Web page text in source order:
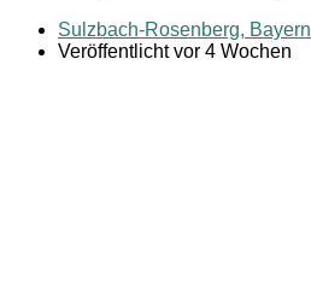
Sulzbach-Rosenberg, Bayern
Veröffentlicht vor 4 Wochen